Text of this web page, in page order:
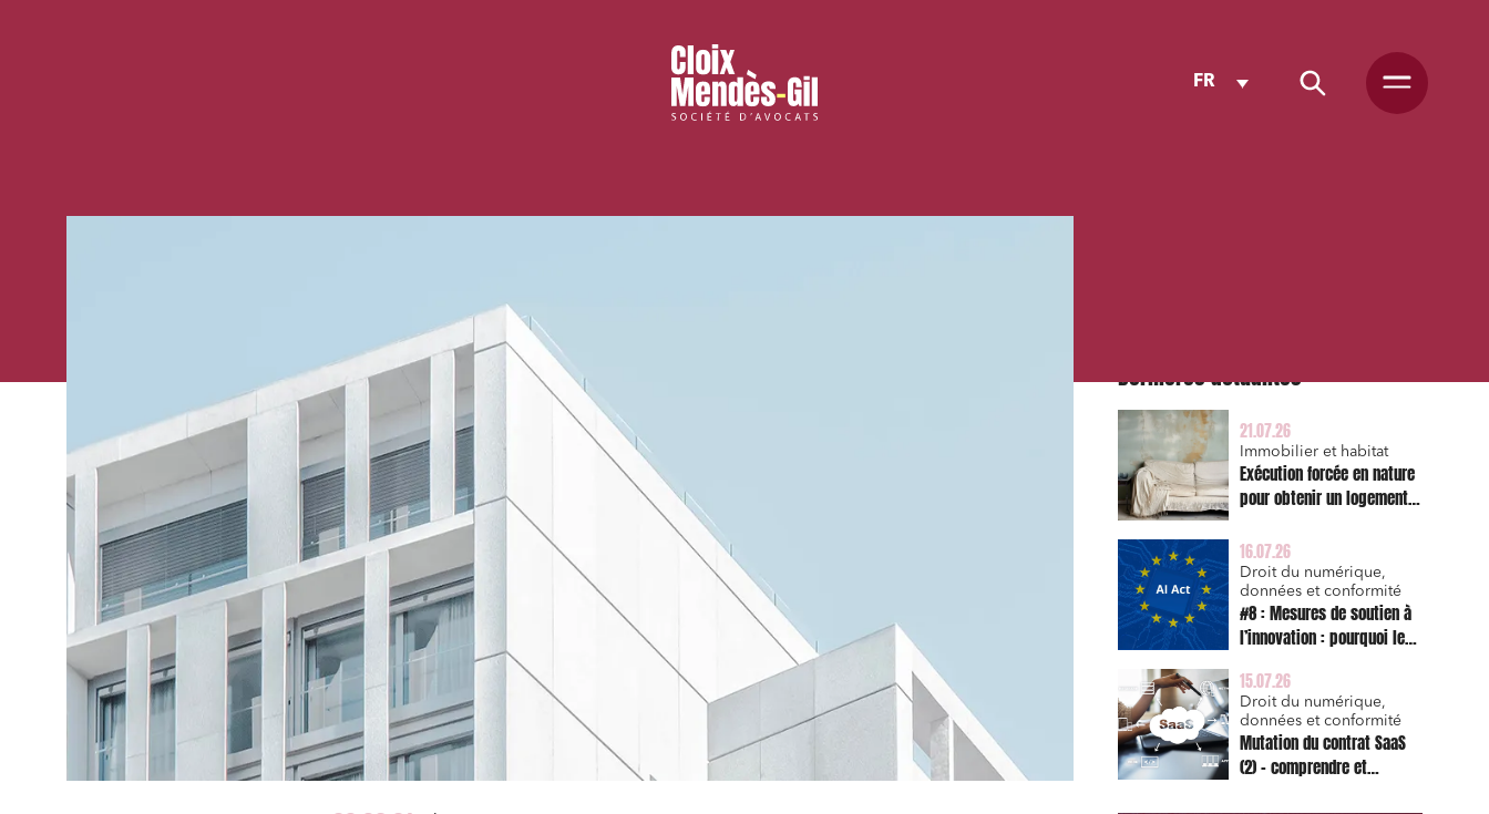
FR
Dernières actualités
21.07.26
Immobilier et habitat
Exécution forcée en nature
pour obtenir un logement
triennale de l’action en
réparation
16.07.26
Droit du numérique,
données et conformité
#8 : Mesures de soutien à
l’innovation : pourquoi le
est d’abord un sujet de
risque juridique
15.07.26
Droit du numérique,
données et conformité
Mutation du contrat SaaS
(2) – comprendre et